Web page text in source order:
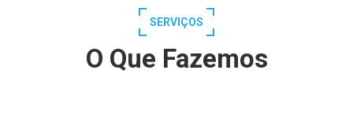
SERVIÇOS
O Que Fazemos